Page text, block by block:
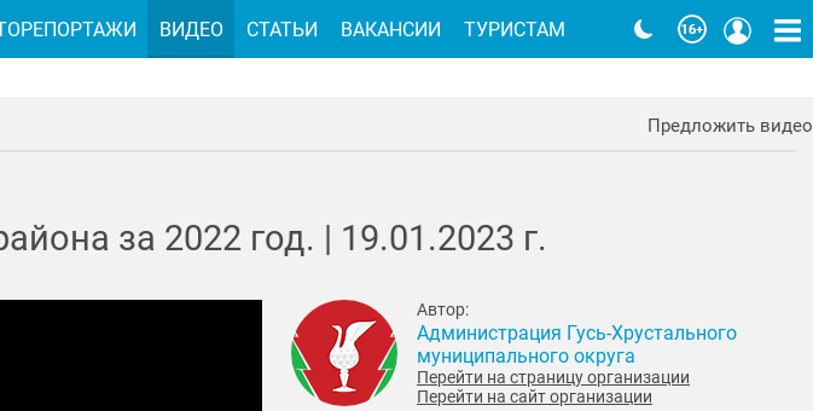
Предложить видео
за 2022 год. | 19.01.2023 г.
Автор:
Администрация Гусь-Хрустального
муниципального округа
Перейти на страницу организации
Перейти на сайт организации
ВИДЕО СТАТЬИ ВАКАНСИИ ТУРИСТАМ